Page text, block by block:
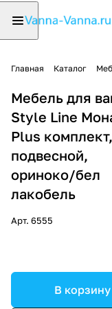
Главная Каталог
Мебель для
Style Line
Plus комплект,
подвесной,
ориноко/бел
лакобель
Арт. 6555
В корзину